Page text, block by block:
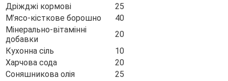
Дріжджі кормові
25
М’ясо-кісткове борошно
40
Мінерально-вітамінні
добавки
20
Кухонна сіль
10
Харчова сода
20
Соняшникова олія
25